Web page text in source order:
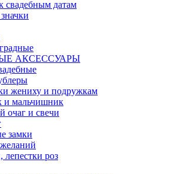
свадебным датам
АКСЕССУАРЫ
жениху и подружкам
и мальчишник
очаг и свечи
замки
лепестки роз